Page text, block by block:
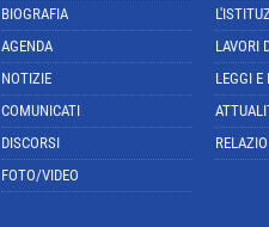
BIOGRAFIA
AGENDA
NOTIZIE
COMUNICATI
DISCORSI
FOTO/VIDEO
LAVORI
LEGGI E